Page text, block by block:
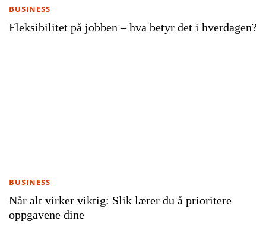
Fleksibilitet på jobben – hva betyr det i hverdagen?
BUSINESS
Når alt virker viktig: Slik lærer du å prioritere
oppgavene dine
BUSINESS